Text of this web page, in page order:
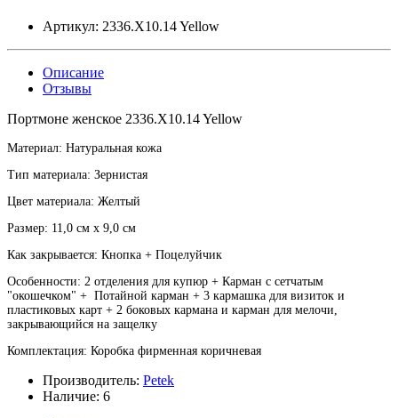
Артикул: 2336.X10.14 Yellow
Описание
Отзывы
Портмоне женское 2336.X10.14 Yellow
Материал: Натуральная кожа
Тип материала: Зернистая
Цвет материала: Желтый
Размер: 11,0 см х 9,0 см
Как закрывается: Кнопка + Поцелуйчик
Особенности: 2 отделения для купюр + Карман с сетчатым
"окошечком" + Потайной карман + 3 кармашка для визиток и
пластиковых карт + 2 боковых кармана и карман для мелочи,
закрывающийся на защелку
Комплектация: Коробка фирменная коричневая
Производитель: Petek
Наличие: 6